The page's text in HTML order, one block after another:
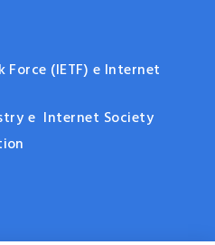
(IETF) e Internet
e Internet Society